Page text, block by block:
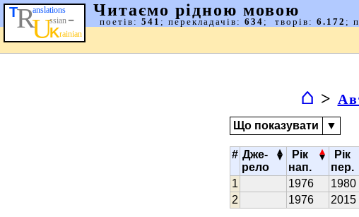
⌂ >
Що показувати ▼
# Дже-
рело
▴
▾
Рік
нап.
▴
▾
Рік
пер.
1976 1980
1976
2015